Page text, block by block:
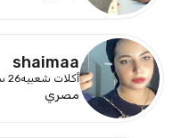
shaimaa
أكلات شعبيه26 سنة
مصري